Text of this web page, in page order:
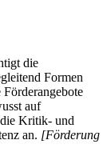
die
Formen
auf
die Kritik- und
an. [Förderung